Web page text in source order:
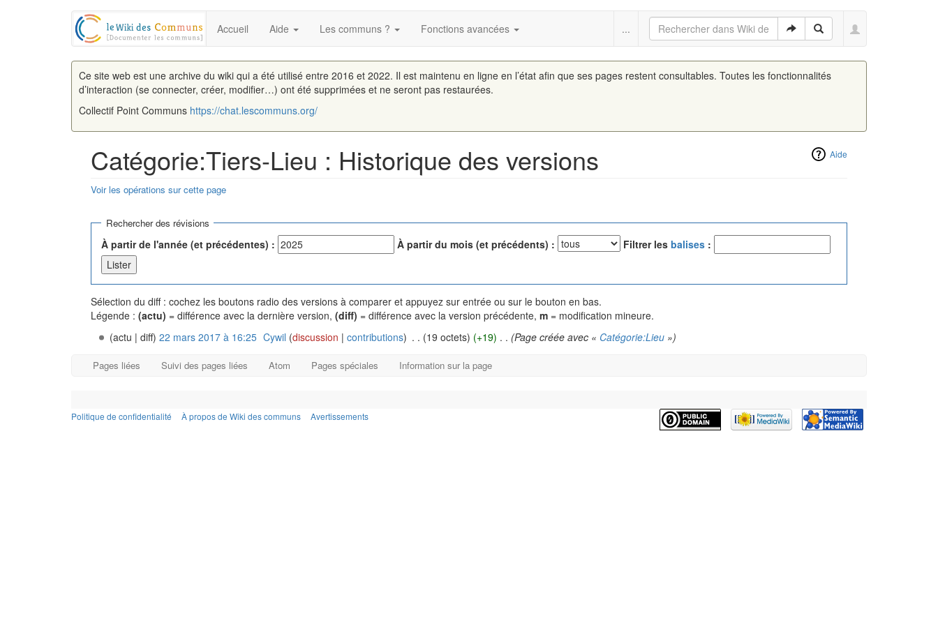
Accueil Aide Les communs ? Fonctions avancées ...
Ce site web est une archive du wiki qui a été utilisé entre 2016 et 2022. Il est maintenu en ligne en l’état afin que ses pages restent consultables. Toutes les fonctionnalités
d’interaction (se connecter, créer, modifier…) ont été supprimées et ne seront pas restaurées.
Collectif Point Communs https://chat.lescommuns.org/
Aide
Catégorie:Tiers-Lieu : Historique des versions
Voir les opérations sur cette page
Rechercher des révisions
À partir de l'année (et précédentes) : À partir du mois (et précédents) : Filtrer les balises :
Sélection du diff : cochez les boutons radio des versions à comparer et appuyez sur entrée ou sur le bouton en bas.
Légende : (actu) = différence avec la dernière version, (diff) = différence avec la version précédente, m = modification mineure.
(actu | diff) 22 mars 2017 à 16:25‎ Cywil (discussion |contributions) . . (19 octets) (+19) . . (Page créée avec « Catégorie:Lieu »)
Pages liées Suivi des pages liées Atom Pages spéciales Information sur la page
Politique de confidentialité À propos de Wiki des communs Avertissements